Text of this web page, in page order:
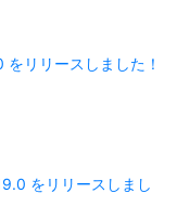
リリースしました！
をリリースしまし